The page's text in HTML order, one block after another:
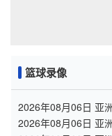
篮球录像
2026年08月06日 亚
交通大学 全场录像
2026年08月06日 亚